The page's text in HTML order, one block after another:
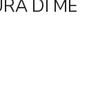
DI ME